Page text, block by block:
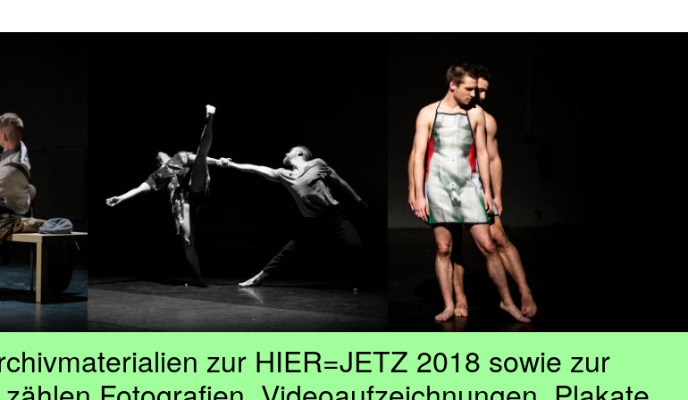
zur HIER=JETZ 2018 sowie zur